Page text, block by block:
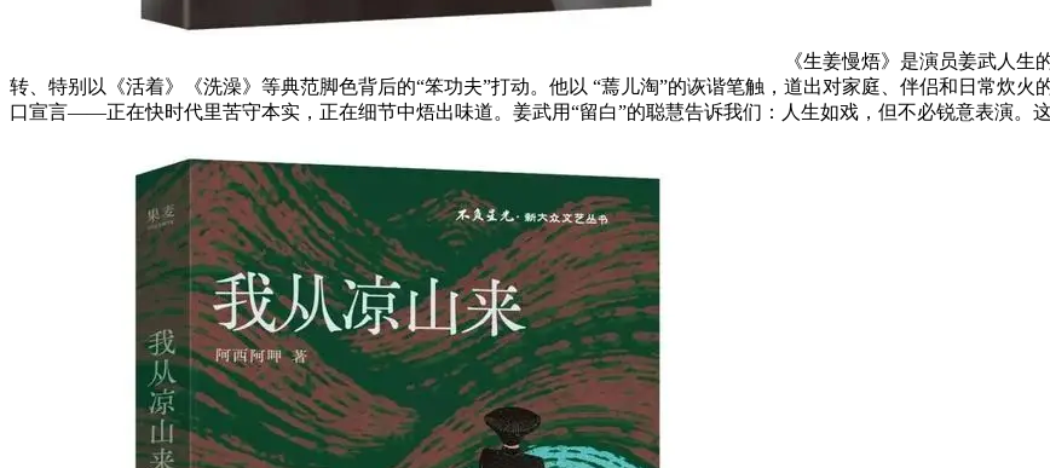
《生姜慢焐》是演员姜武人
转、特别以《活着》《洗澡》等典范脚色背后的“笨功夫”打动。他以 “蔫儿淘”的诙谐笔触，道出对家庭、伴侣和日常炊
口宣言——正在快时代里苦守本实，正在细节中焐出味道。姜武用“留白”的聪慧告诉我们：人生如戏，但不必锐意表演。